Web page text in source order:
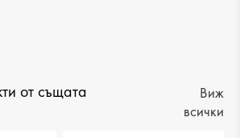
от същата
Виж
всички